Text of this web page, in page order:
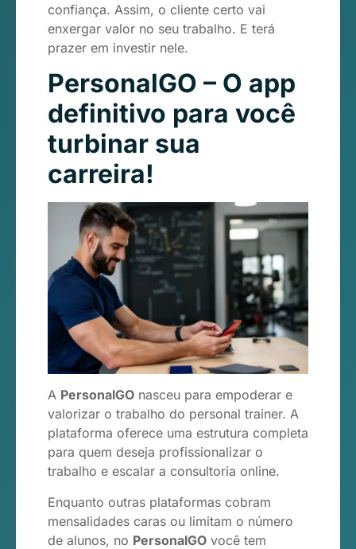
confiança. Assim, o cliente certo vai
enxergar valor no seu trabalho. E terá
prazer em investir nele.
PersonalGO – O app
definitivo para você
turbinar sua
carreira!
A PersonalGO nasceu para empoderar e
valorizar o trabalho do personal trainer. A
plataforma oferece uma estrutura completa
para quem deseja profissionalizar o
trabalho e escalar a consultoria online.
Enquanto outras plataformas cobram
mensalidades caras ou limitam o número
de alunos, no PersonalGO você tem